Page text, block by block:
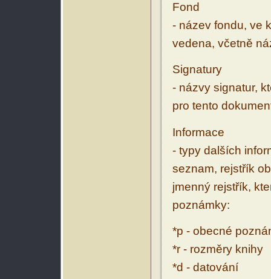
Fond
- název fondu, ve
vedena, včetně
Signatury
- názvy signatur,
pro tento
Informace
- typy dalších
seznam, rejstřík
jmenný rejstřík,
poznámky:
*p - obecné
*r - rozměry knihy
*d - datování